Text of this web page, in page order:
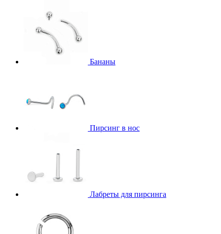
Бананы
Пирсинг в нос
Лабреты для пирсинга